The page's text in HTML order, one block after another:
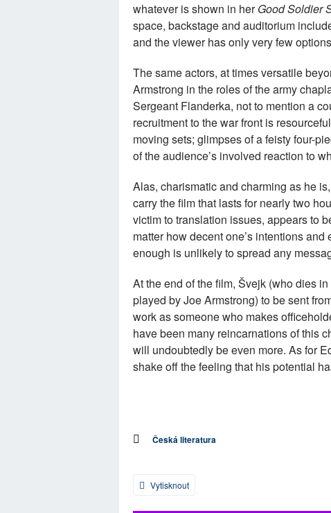
whatever is shown in herGood Soldier
space, backstage and auditorium
and the viewer has only very few
The same actors, at times versatile
Armstrong in the roles of the army
Sergeant Flanderka, not to mention a
recruitment to the war front is
moving sets; glimpses of a feisty four-
of the audience’s involved reaction to
Alas, charismatic and charming as he
carry the film that lasts for nearly two
victim to translation issues, appears to
matter how decent one’s intentions
enough is unlikely to spread any
At the end of the film, Švejk (who dies
played by Joe Armstrong) to be sent
work as someone who makes
have been many reincarnations of this
will undoubtedly be even more. As for
shake off the feeling that his potential
Česká literatura
Vytisknout